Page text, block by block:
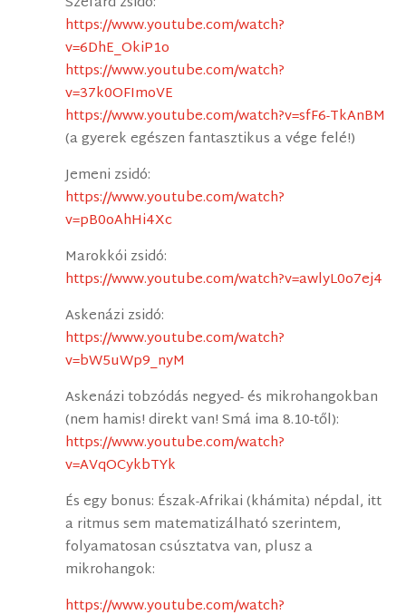
https://www.youtube.com/watch?
v=6DhE_OkiP1o
https://www.youtube.com/watch?
v=37k0OFImoVE
https://www.youtube.com/watch?v=sfF6-TkAnBM
(a gyerek egészen fantasztikus a vége felé!)
Jemeni zsidó:
https://www.youtube.com/watch?
v=pB0oAhHi4Xc
Marokkói zsidó:
https://www.youtube.com/watch?v=awlyL0o7ej4
Askenázi zsidó:
https://www.youtube.com/watch?
v=bW5uWp9_nyM
Askenázi tobzódás negyed- és mikrohangokban
(nem hamis! direkt van! Smá ima 8.10-től):
https://www.youtube.com/watch?
v=AVqOCykbTYk
És egy bonus: Észak-Afrikai (khámita) népdal, itt
a ritmus sem matematizálható szerintem,
folyamatosan csúsztatva van, plusz a
mikrohangok:
https://www.youtube.com/watch?